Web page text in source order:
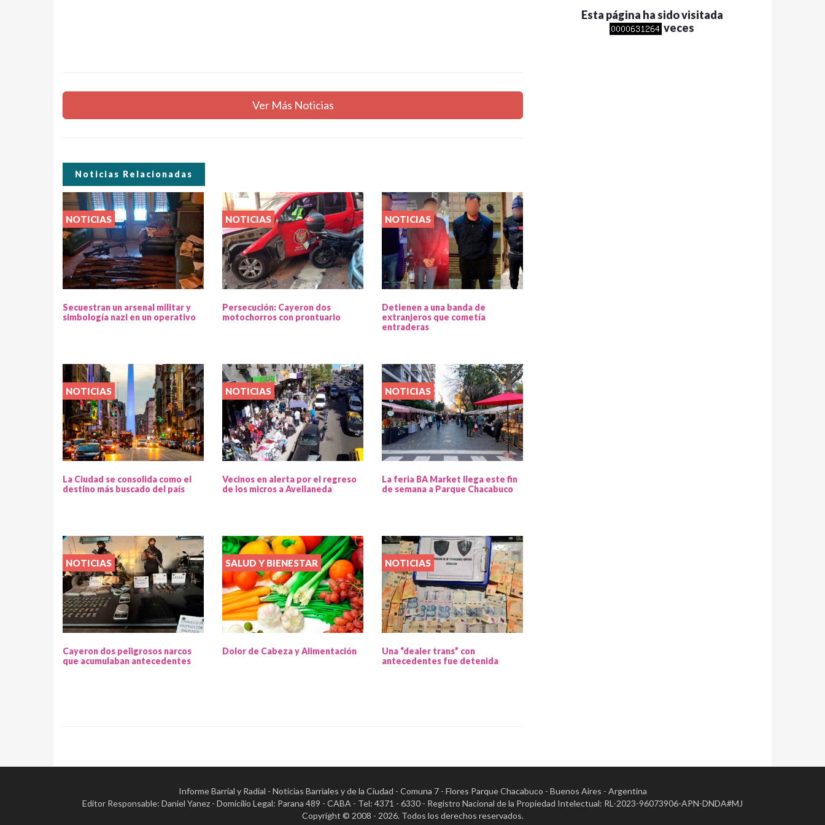
Ver Más Noticias
Noticias Relacionadas
NOTICIAS
Secuestran un arsenal militar y
simbología nazi en un operativo
NOTICIAS
Persecución: Cayeron dos
motochorros con prontuario
NOTICIAS
Detienen a una banda de
extranjeros que cometía
entraderas
NOTICIAS
La Ciudad se consolida como el
destino más buscado del país
NOTICIAS
Vecinos en alerta por el regreso
de los micros a Avellaneda
NOTICIAS
La feria BA Market llega este fin
de semana a Parque Chacabuco
NOTICIAS
Cayeron dos peligrosos narcos
que acumulaban antecedentes
SALUD Y BIENESTAR
Dolor de Cabeza y Alimentación
NOTICIAS
Una “dealer trans” con
antecedentes fue detenida
Esta página ha sido visitada
veces
Informe Barrial y Radial - Noticias Barriales y de la Ciudad - Comuna 7 - Flores Parque Chacabuco - Buenos Aires - Argentina
Editor Responsable: Daniel Yanez - Domicilio Legal: Parana 489 - CABA - Tel: 4371 - 6330 - Registro Nacional de la Propiedad Intelectual: RL-2023-96073906-APN-DNDA#MJ
Copyright © 2008 - 2026. Todos los derechos reservados.